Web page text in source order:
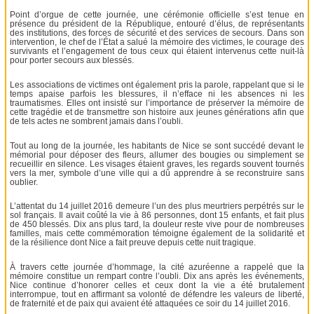
Point d’orgue de cette journée, une cérémonie officielle s’est tenue en
présence du président de la République, entouré d’élus, de représentants
des institutions, des forces de sécurité et des services de secours. Dans son
intervention, le chef de l’État a salué la mémoire des victimes, le courage des
survivants et l’engagement de tous ceux qui étaient intervenus cette nuit-là
pour porter secours aux blessés.
Les associations de victimes ont également pris la parole, rappelant que si le
temps apaise parfois les blessures, il n’efface ni les absences ni les
traumatismes. Elles ont insisté sur l’importance de préserver la mémoire de
cette tragédie et de transmettre son histoire aux jeunes générations afin que
de tels actes ne sombrent jamais dans l’oubli.
Tout au long de la journée, les habitants de Nice se sont succédé devant le
mémorial pour déposer des fleurs, allumer des bougies ou simplement se
recueillir en silence. Les visages étaient graves, les regards souvent tournés
vers la mer, symbole d’une ville qui a dû apprendre à se reconstruire sans
oublier.
L’attentat du 14 juillet 2016 demeure l’un des plus meurtriers perpétrés sur le
sol français. Il avait coûté la vie à 86 personnes, dont 15 enfants, et fait plus
de 450 blessés. Dix ans plus tard, la douleur reste vive pour de nombreuses
familles, mais cette commémoration témoigne également de la solidarité et
de la résilience dont Nice a fait preuve depuis cette nuit tragique.
À travers cette journée d’hommage, la cité azuréenne a rappelé que la
mémoire constitue un rempart contre l’oubli. Dix ans après les événements,
Nice continue d’honorer celles et ceux dont la vie a été brutalement
interrompue, tout en affirmant sa volonté de défendre les valeurs de liberté,
de fraternité et de paix qui avaient été attaquées ce soir du 14 juillet 2016.